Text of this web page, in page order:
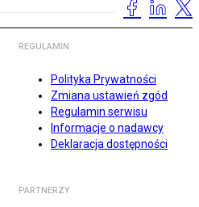
REGULAMIN
Polityka Prywatności
Zmiana ustawień zgód
Regulamin serwisu
Informacje o nadawcy
Deklaracja dostępności
PARTNERZY